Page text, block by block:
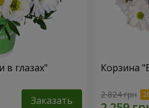
в глазах"
Заказать
Корзина
2 824 грн